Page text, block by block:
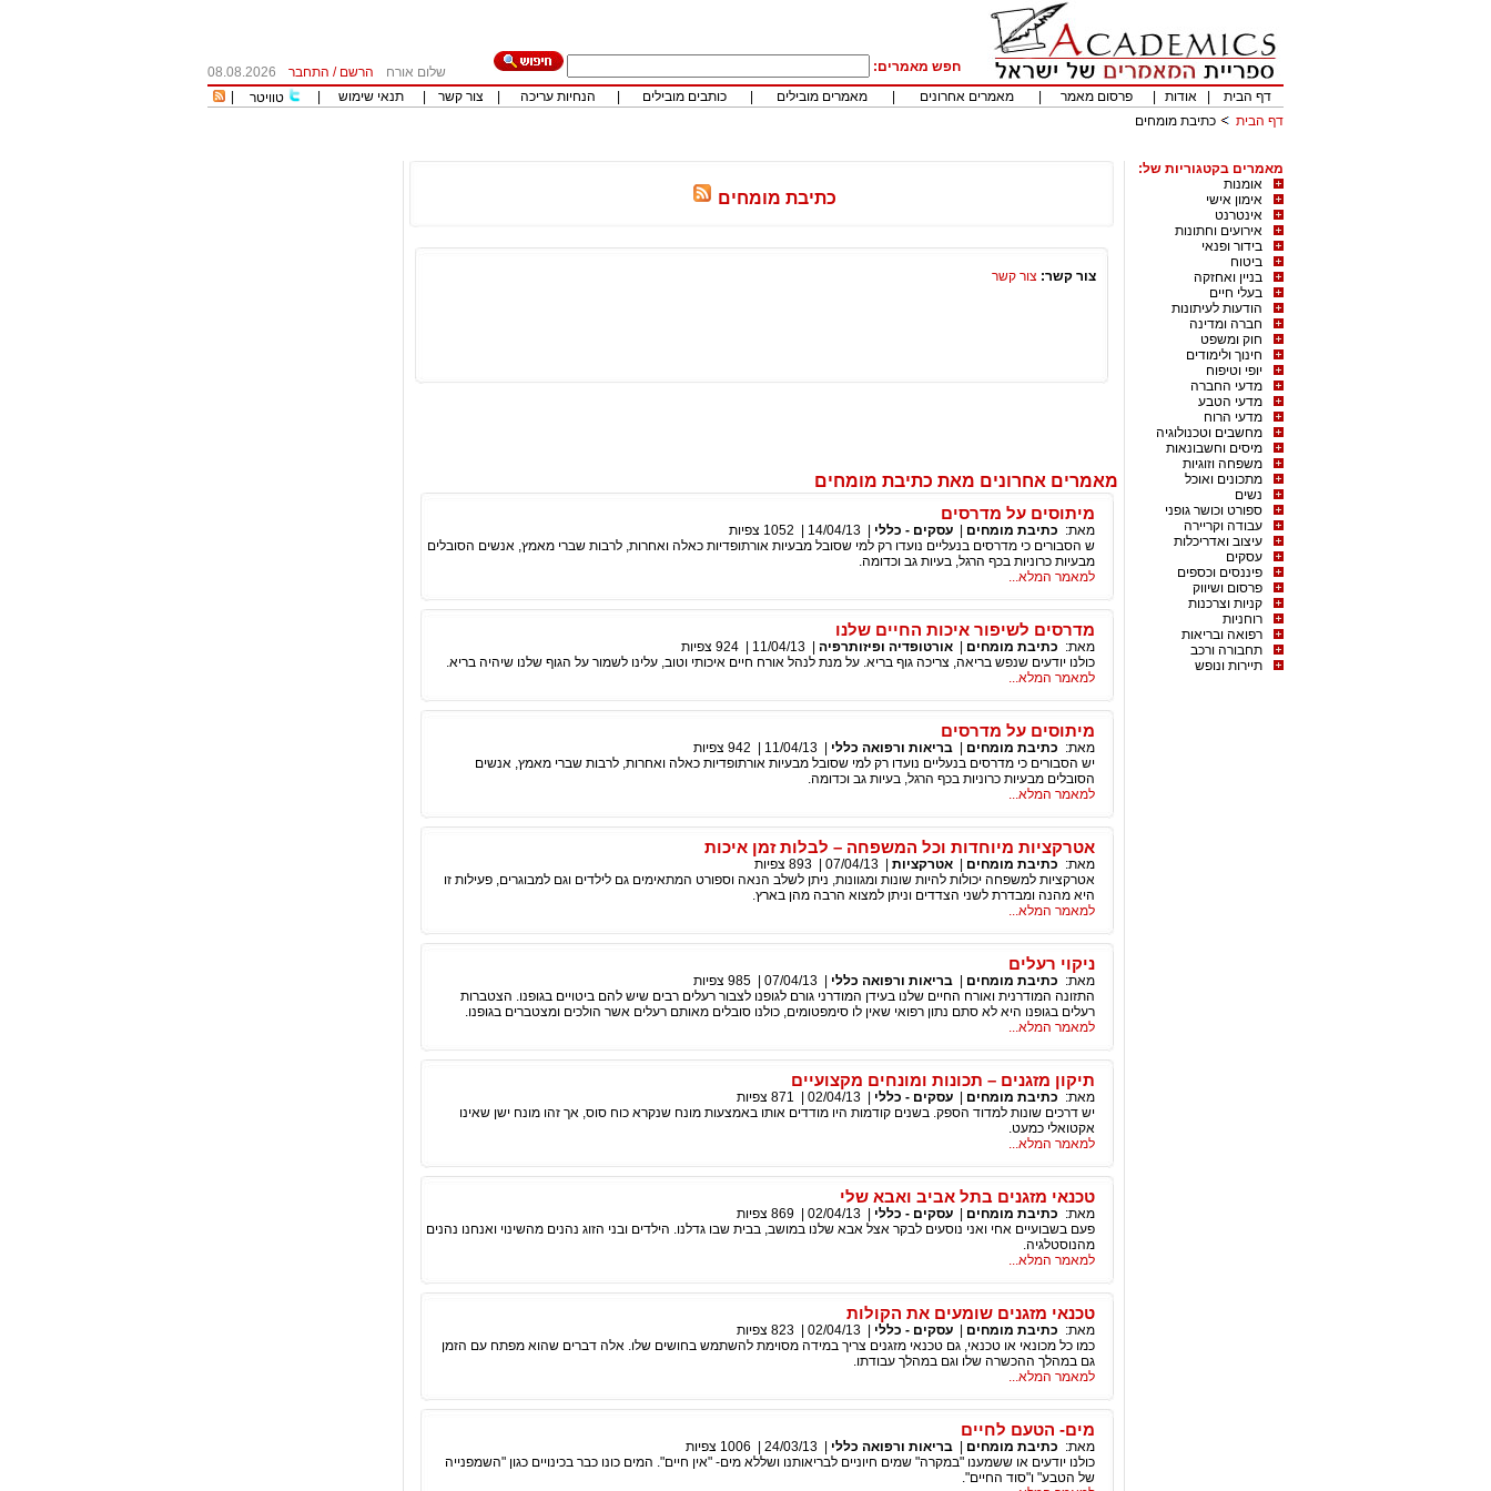
חפש מאמרים: שלום אורח הרשם / התחבר
08.08.2026
דף הבית
אודות פרסום מאמר מאמרים אחרונים מאמרים מובילים כותבים מובילים הנחיות עריכה צור קשר תנאי שימוש טוויטר
דף הבית
כתיבת מומחים
מאמרים בקטגוריות של:
אומנות
אימון אישי
אינטרנט
אירועים וחתונות
בידור ופנאי
ביטוח
בניין ואחזקה
בעלי חיים
הודעות לעיתונות
חברה ומדינה
חוק ומשפט
חינוך ולימודים
יופי וטיפוח
מדעי החברה
מדעי הטבע
מדעי הרוח
מחשבים וטכנולוגיה
מיסים וחשבונאות
משפחה וזוגיות
מתכונים ואוכל
נשים
ספורט וכושר גופני
עבודה וקריירה
עיצוב ואדריכלות
עסקים
פיננסים וכספים
פרסום ושיווק
קניות וצרכנות
רוחניות
רפואה ובריאות
תחבורה ורכב
תיירות ונופש
כתיבת מומחים
צור קשר: צור קשר
מאמרים אחרונים מאת כתיבת מומחים
מיתוסים על מדרסים
מאת: כתיבת מומחים עסקים - כללי 14/04/13
1052 צפיות
ש הסבורים כי מדרסים בנעליים נועדו רק למי שסובל מבעיות אורתופדיות כאלה ואחרות, לרבות שברי מאמץ, אנשים הסובלים
מבעיות כרוניות בכף הרגל, בעיות גב וכדומה.
למאמר המלא...
מדרסים לשיפור איכות החיים שלנו
מאת: כתיבת מומחים אורטופדיה ופיזותרפיה 11/04/13
924 צפיות
כולנו יודעים שנפש בריאה, צריכה גוף בריא. על מנת לנהל אורח חיים איכותי וטוב, עלינו לשמור על הגוף שלנו שיהיה בריא.
למאמר המלא...
מיתוסים על מדרסים
מאת: כתיבת מומחים בריאות ורפואה כללי 11/04/13
942 צפיות
יש הסבורים כי מדרסים בנעליים נועדו רק למי שסובל מבעיות אורתופדיות כאלה ואחרות, לרבות שברי מאמץ, אנשים
הסובלים מבעיות כרוניות בכף הרגל, בעיות גב וכדומה.
למאמר המלא...
אטרקציות מיוחדות וכל המשפחה – לבלות זמן איכות
מאת: כתיבת מומחים אטרקציות 07/04/13
893 צפיות
אטרקציות למשפחה יכולות להיות שונות ומגוונות, ניתן לשלב הנאה וספורט המתאימים גם לילדים וגם למבוגרים, פעילות זו
היא מהנה ומבדרת לשני הצדדים וניתן למצוא הרבה מהן בארץ.
למאמר המלא...
ניקוי רעלים
מאת: כתיבת מומחים בריאות ורפואה כללי 07/04/13
985 צפיות
התזונה המודרנית ואורח החיים שלנו בעידן המודרני גורם לגופנו לצבור רעלים רבים שיש להם ביטויים בגופנו. הצטברות
רעלים בגופנו היא לא סתם נתון רפואי שאין לו סימפטומים, כולנו סובלים מאותם רעלים אשר הולכים ומצטברים בגופנו.
למאמר המלא...
תיקון מזגנים – תכונות ומונחים מקצועיים
מאת: כתיבת מומחים עסקים - כללי 02/04/13
871 צפיות
יש דרכים שונות למדוד הספק. בשנים קודמות היו מודדים אותו באמצעות מונח שנקרא כוח סוס, אך זהו מונח ישן שאינו
אקטואלי כמעט.
למאמר המלא...
טכנאי מזגנים בתל אביב ואבא שלי
מאת: כתיבת מומחים עסקים - כללי 02/04/13
869 צפיות
פעם בשבועיים אחי ואני נוסעים לבקר אצל אבא שלנו במושב, בבית שבו גדלנו. הילדים ובני הזוג נהנים מהשינוי ואנחנו נהנים
מהנוסטלגיה.
למאמר המלא...
טכנאי מזגנים שומעים את הקולות
מאת: כתיבת מומחים עסקים - כללי 02/04/13
823 צפיות
כמו כל מכונאי או טכנאי, גם טכנאי מזגנים צריך במידה מסוימת להשתמש בחושים שלו. אלה דברים שהוא מפתח עם הזמן
גם במהלך ההכשרה שלו וגם במהלך עבודתו.
למאמר המלא...
מים- הטעם לחיים
מאת: כתיבת מומחים בריאות ורפואה כללי 24/03/13
1006 צפיות
כולנו יודעים או ששמענו "במקרה" שמים חיוניים לבריאותנו ושללא מים- "אין חיים". המים כונו כבר בכינויים כגון "השמפנייה
של הטבע" ו"סוד החיים".